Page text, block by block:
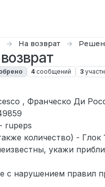
На возврат
4 сообщений 3
, Франческо Ди
rupeps
количество) - Глок
укажи
нарушением правил